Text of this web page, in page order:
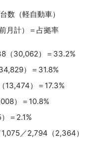
（軽自動車）
月計）＝占拠率
（30,062）＝33.2%
）＝31.8%
13,474）＝17.3%
）＝10.8%
＝2.1%
／2,794（2,364）